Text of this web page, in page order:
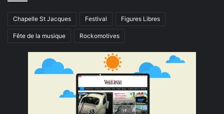
Chapelle St Jacques Festival Figures Libres
Fête de la musique Rockomotives